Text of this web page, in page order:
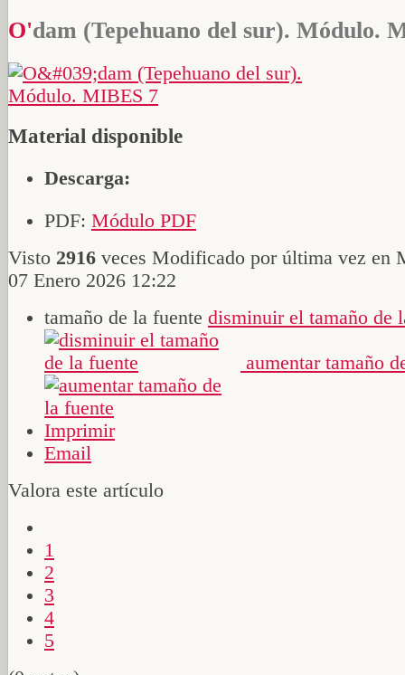
O'dam (Tepehuano del sur). Módulo.
Material disponible
Descarga:
PDF: Módulo PDF
Visto 2916 veces Modificado por última vez en
07 Enero 2026 12:22
tamaño de la fuente disminuir el tamaño de
aumentar tamaño
Imprimir
Email
Valora este artículo
1
2
3
4
5